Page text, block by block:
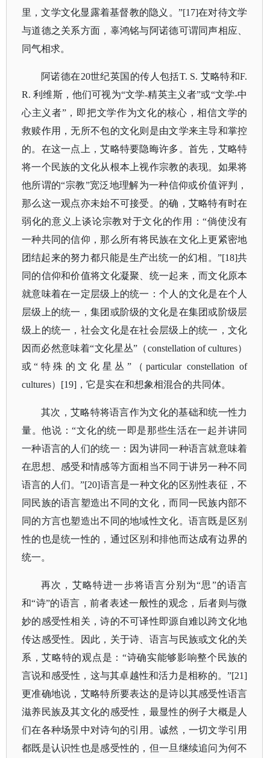
里，文学文化显露着基督教的隐义。”[17]在对待文学
与道德之关系方面，辜鸿铭与阿诺德可谓同声相应、
同气相求。
阿诺德在20世纪英国的传人包括T. S. 艾略特和F.
R. 利维斯，他们可视为“文学-精英主义者”或“文学-中
心主义者”，即把文学作为文化的核心，相信文学的
救赎作用，无所不包的文化则是由文学来主导和掌控
的。在这一点上，艾略特要隐晦许多。首先，艾略特
将一个民族的文化从根本上视作宗教的表现。如果将
他所谓的“宗教”宽泛地理解为一种信仰或价值评判，
那么这一观点亦未始不可接受。的确，艾略特有时在
弱化的意义上谈论宗教对于文化的作用：“倘使没有
一种共同的信仰，那么所有将民族在文化上更紧密地
团结起来的努力都只能是生产出统一的幻相。”[18]共
同的信仰和价值将文化凝聚、统一起来，而文化原本
就意味着在一定层级上的统一：个人的文化是在个人
层级上的统一，集团或阶级的文化是在集团或阶级层
级上的统一，社会文化是在社会层级上的统一，文化
因而必然意味着“文化星丛”（constellation of cultures）
或“特殊的文化星丛”（particular constellation of
cultures）[19]，它是实在和想象相混合的共同体。
其次，艾略特将语言作为文化的基础和统一性力
量。他说：“文化的统一即是那些生活在一起并讲同
一种语言的人们的统一：因为讲同一种语言就意味着
在思想、感受和情感等方面相当不同于讲另一种不同
语言的人们。”[20]语言是一种文化的区别性表征，不
同民族的语言塑造出不同的文化，而同一民族内部不
同的方言也塑造出不同的地域性文化。语言既是区别
性的也是统一性的，通过区别和排他而达成有边界的
统一。
再次，艾略特进一步将语言分别为“思”的语言
和“诗”的语言，前者表述一般性的观念，后者则与微
妙的感受性相关，诗的不可译性即源自难以跨文化地
传达感受性。因此，关于诗、语言与民族或文化的关
系，艾略特的观点是：“诗确实能够影响整个民族的
言说和感受性，这与其卓越性和活力是相称的。”[21]
更准确地说，艾略特所要表达的是诗以其感受性语言
滋养民族及其文化的感受性，最显性的例子大概是人
们在各种场景中对诗句的引用。诚然，一切文学引用
都既是认识性也是感受性的，但一旦继续追问为何不